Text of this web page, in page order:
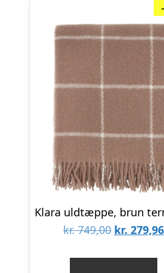
kr.749,00 Den
kr. 279,96